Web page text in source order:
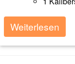
Weiterlesen